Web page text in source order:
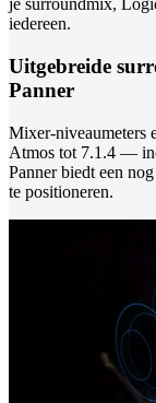
je surroundmix,
iedereen.
Uitgebreide
Panner
Mixer-niveaumeters
Atmos tot 7.1.4 —
Panner biedt een
te positioneren.